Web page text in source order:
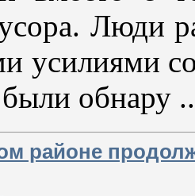
Люди
усилиями
обнару
районе